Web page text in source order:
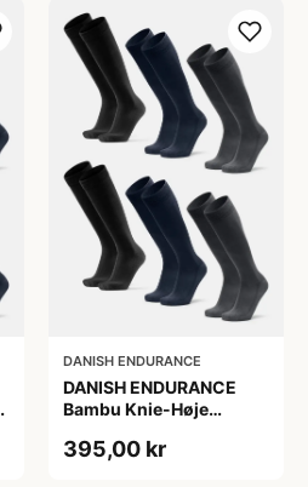
OEKO-TEX® STANDARD
100 cert.
DANISH ENDURANCE
DANISH ENDURANCE
Bambu Knie-Høje
Navy Blå, 6-Pak
395,00 kr